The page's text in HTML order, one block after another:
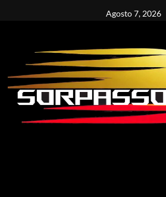
Agosto 7, 2026